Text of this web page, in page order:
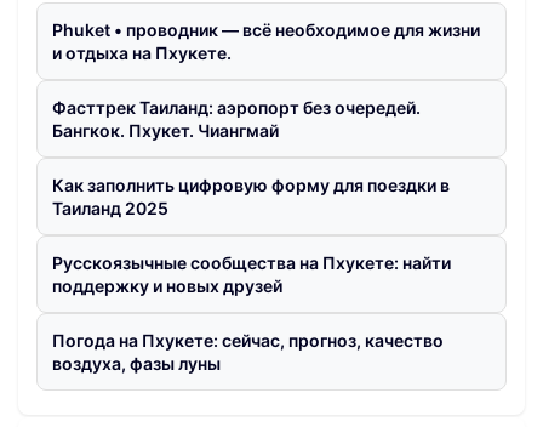
Phuket • проводник — всё необходимое для жизни
и отдыха на Пхукете.
Фасттрек Таиланд: аэропорт без очередей.
Бангкок. Пхукет. Чиангмай
Как заполнить цифровую форму для поездки в
Таиланд 2025
Русскоязычные сообщества на Пхукете: найти
поддержку и новых друзей
Погода на Пхукете: сейчас, прогноз, качество
воздуха, фазы луны